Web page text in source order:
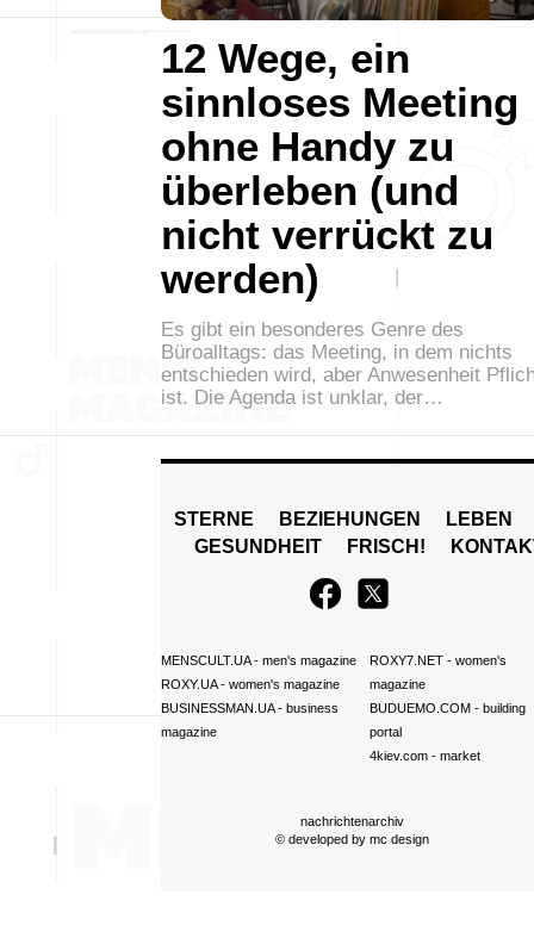
12 Wege, ein
sinnloses Meeting
ohne Handy zu
überleben (und
nicht verrückt zu
werden)
Es gibt ein besonderes Genre des
Büroalltags: das Meeting, in dem nichts
entschieden wird, aber Anwesenheit
ist. Die Agenda ist unklar, der…
STERNE BEZIEHUNGEN
LEBEN
GESUNDHEIT
FRISCH!
MENSCULT.UA- men's magazine
ROXY.UA- women's magazine
BUSINESSMAN.UA- business
magazine
ROXY7.NET- women's
magazine
BUDUEMO.COM- building
portal
4kiev.com- market
nachrichtenarchiv
© developed by mc design